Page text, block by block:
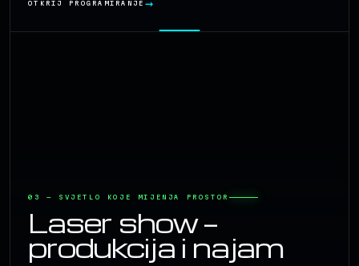
OTKRIJ PROGRAMIRANJE
03 — SVJETLO KOJE MIJENJA PROSTOR
Laser show —
produkcija i najam